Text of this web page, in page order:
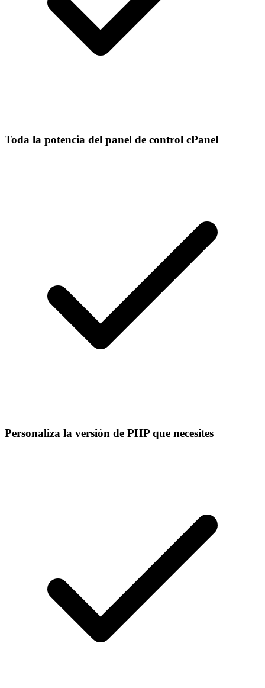
Toda la potencia del panel de control cPanel
Personaliza la versión de PHP que necesites